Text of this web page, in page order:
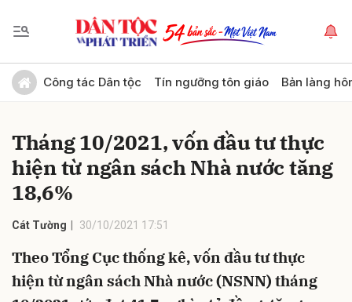
Công tác Dân tộc Tín ngưỡng tôn giáo Bản làng
Tháng 10/2021, vốn đầu tư thực
hiện từ ngân sách Nhà nước tăng
18,6%
Cát Tường 30/10/2021 17:51
Theo Tổng Cục thống kê, vốn đầu tư thực
hiện từ ngân sách Nhà nước (NSNN) tháng
Gửi bình luận